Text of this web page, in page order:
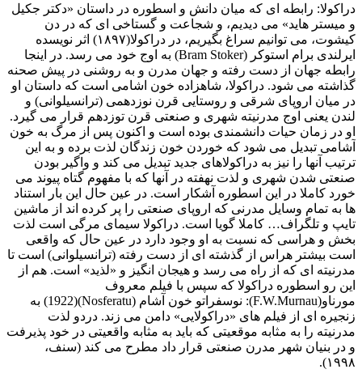
دراکولا: رابطه ای که میان دانش و اسطوره در داستان «دکتر جکیل
و میستر هاید» می دیدیم، و شجاعت و گستاخی ای که در دن
کیشوت، می توانیم سراغ بگیریم، در دراکولا(۱۸۹۷) اثر نویسده
ایرلندی برام استوکر (Bram Stoker) به اوج خود می رسد. در اینجا
رابطه جهان از دست رفته و جهان مدرن و به روشنی در پیش صحنه
گذاشته می شود. دراکولا، شاهزاده خون اشامی است که داستان او
در میان اروپای شرقی و روستایی قرن نوزدهمی (ترانسیلوانی) و
لندن یعنی اوج مدرنیته شهری و صنعتی قرن توزدهم قرار می گیرد.
او در زمان حیات دانشمندی بوده است و اکنون پس از مرگ به خون
آشامی تبدیل می شود که خوردن خون زندگان لذت برده و به این
ترتیب آنها را نیز به دراکولاهای جدید تبدیل می کند و واگیر بودن
صنعتی شدن شهری و لذت نهفته در آنها که با مفهوم گتاه پیوند می
خورد کاملا در این اسطوره آشکار است. در عین حال این بار استناد
ها به تمام وسایل مدرنی که اروپای صنعتی را پر کرده اند از ماشین
تایپ و تلگراف… کاملا گویا است. دراکولا سیمای مرگی است لذت
بخش و هراسی که نسبت به او وجود دارد در عین حال که واقعی
است بیشتر هراس از گذشته ای از دست رفته (ترانسیلوانی) است تا
مدرنیته ای که از راه می رسد و هیجان انگیز و «لذید» است. هم از
این رو اسطوره دراکولا که سپس با فیلم معروف
مورناو(F.W.Murnau): نوسفراتو خون آشام (Nosferatu)(1922) به
زنجیره ای از فیلم های «دراکولایی» دامن می زند. دردو لذت
مدرنیته را به مثابه موقعیتی که باید به مثابه واقعیتی در خود پذیرفت
و در بنیان شهر مدرن صنعتی قرار داد مطرح می کند (سنف،
۱۹۹۸).